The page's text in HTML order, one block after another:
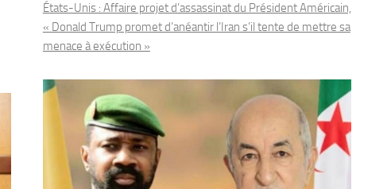
États-Unis : Affaire projet d’assassinat du Président Américain,
« Donald Trump promet d’anéantir l’Iran s’il tente de mettre sa
menace à exécution »